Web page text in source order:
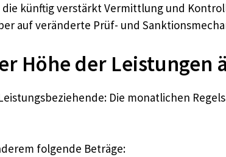
künftig verstärkt Vermittlung und
auf veränderte Prüf- und
Höhe der
Die monatlichen
folgende Beträge: